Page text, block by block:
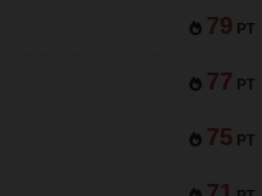
79 PT
77 PT
75 PT